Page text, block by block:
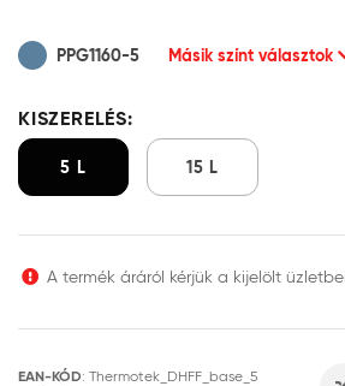
PPG1160-5 Másik színt választok
KISZERELÉS:
5 L 15 L
A termék áráról kérjük a kijelölt
EAN-KÓD: Thermotek_DHFF_base_5